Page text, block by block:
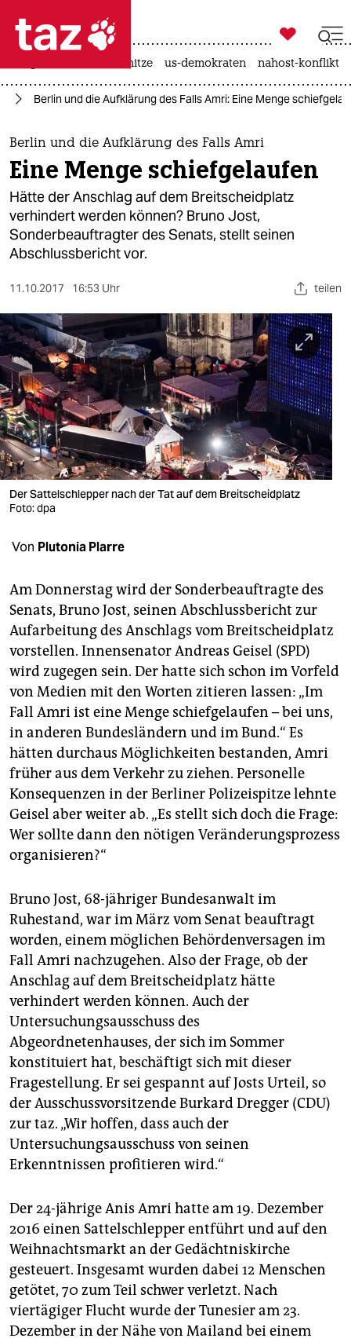
 taz zahl ich
taz zahl ich
themen
politik
öko
gesellschaft
kultur
sport
berlin
nord
wahrheit
verlag
verlag
shop
fragen & hilfe
unterstützen
abo
genossenschaft
epaper login

taz zahl ich
hitze us-demokraten nahost-konflikt
Berlin und die Aufklärung des Falls Amri: Eine Menge
Berlin und die Aufklärung des Falls Amri
Eine Menge schiefgelaufen
Hätte der Anschlag auf dem Breitscheidplatz
verhindert werden können? Bruno Jost,
Sonderbeauftragter des Senats, stellt seinen
Abschlussbericht vor.
11.10.2017 16:53 Uhr teilen
Der Sattelschlepper nach der Tat auf dem Breitscheidplatz
Foto: dpa
Von Plutonia Plarre
Am Donnerstag wird der Sonderbeauftragte des
Senats, Bruno Jost, seinen Abschlussbericht zur
Aufarbeitung des Anschlags vom Breitscheidplatz
vorstellen. Innensenator Andreas Geisel (SPD)
wird zugegen sein. Der hatte sich schon im Vorfeld
von Medien mit den Worten zitieren lassen: „Im
Fall Amri ist eine Menge schiefgelaufen – bei uns,
in anderen Bundesländern und im Bund.“ Es
hätten durchaus Möglichkeiten bestanden, Amri
früher aus dem Verkehr zu ziehen. Personelle
Konsequenzen in der Berliner Polizeispitze lehnte
Geisel aber weiter ab. „Es stellt sich doch die Frage:
Wer sollte dann den nötigen Veränderungsprozess
organisieren?“
Bruno Jost, 68-jähriger Bundesanwalt im
Ruhestand, war im März vom Senat beauftragt
worden, einem möglichen Behördenversagen im
Fall Amri nachzugehen. Also der Frage, ob der
Anschlag auf dem Breitscheidplatz hätte
verhindert werden können. Auch der
Untersuchungsausschuss des
Abgeordnetenhauses, der sich im Sommer
konstituiert hat, beschäftigt sich mit dieser
Fragestellung. Er sei gespannt auf Josts Urteil, so
der Ausschussvorsitzende Burkard Dregger (CDU)
zur taz. „Wir hoffen, dass auch der
Untersuchungsausschuss von seinen
Erkenntnissen profitieren wird.“
Der 24-jährige Anis Amri hatte am 19. Dezember
2016 einen Sattelschlepper entführt und auf den
Weihnachtsmarkt an der Gedächtniskirche
gesteuert. Insgesamt wurden dabei 12 Menschen
getötet, 70 zum Teil schwer verletzt. Nach
viertägiger Flucht wurde der Tunesier am 23.
Dezember in der Nähe von Mailand bei einem